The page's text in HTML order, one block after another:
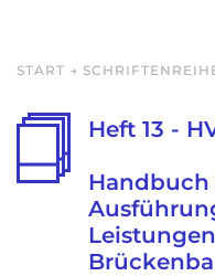
START →
Heft 13 -
Handbuch